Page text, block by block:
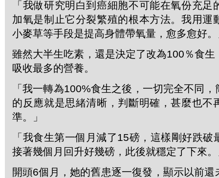
「我做研究明白到癌細胞不可能在氧份充足
加氧是制止它分裂繁殖的根本方法。我用運
小麥草等手段是提高身體帶氧量，愈多愈好
雖然大半生吃素，還是決定了改為100％食
吸收最多的營養。
「我一轉為100%食生之後，一切完全不同
的反應就是思緒清晰，判斷明確，甚麼也不
準。」
「我食生第一個月減了15磅，這樣剛好跌
接著幾個月回升好幾磅，此後就穩定了下來
開頭6個月，她的舊患逐一復發，顯示以前